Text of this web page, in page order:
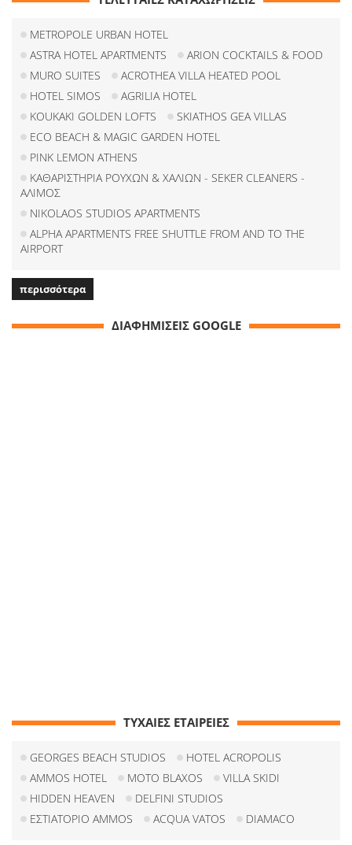
METROPOLE URBAN HOTEL
ASTRA HOTEL APARTMENTS
ARION COCKTAILS & FOOD
MURO SUITES
ACROTHEA VILLA HEATED POOL
HOTEL SIMOS
AGRILIA HOTEL
KOUKAKI GOLDEN LOFTS
SKIATHOS GEA VILLAS
ECO BEACH & MAGIC GARDEN HOTEL
PINK LEMON ATHENS
ΚΑΘΑΡΙΣΤΗΡΙΑ ΡΟΥΧΩΝ & ΧΑΛΙΩΝ - SEKER CLEANERS -
ΑΛΙΜΟΣ
NIKOLAOS STUDIOS APARTMENTS
ALPHA APARTMENTS FREE SHUTTLE FROM AND TO THE
AIRPORT
περισσότερα
ΔΙΑΦΗΜΙΣΕΙΣ GOOGLE
ΤΥΧΑΙΕΣ ΕΤΑΙΡΕΙΕΣ
GEORGES BEACH STUDIOS
HOTEL ACROPOLIS
AMMOS HOTEL
MOTO BLAXOS
VILLA SKIDI
HIDDEN HEAVEN
DELFINI STUDIOS
ΕΣΤΙΑΤΟΡΙΟ AMMOS
ACQUA VATOS DIAMACO